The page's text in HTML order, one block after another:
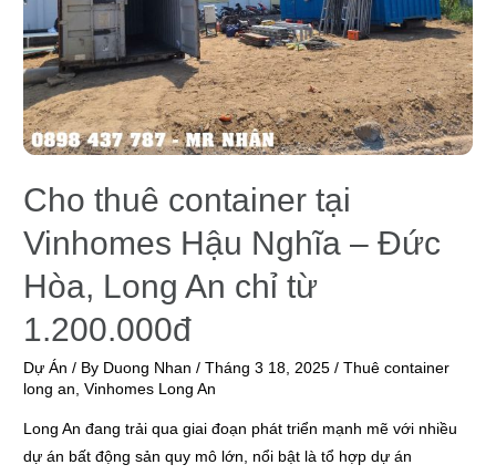
Cho thuê container tại
Vinhomes Hậu Nghĩa – Đức
Hòa, Long An chỉ từ
1.200.000đ
Dự Án / By Duong Nhan /Tháng 3 18, 2025 /Thuê container
long an,Vinhomes Long An
Long An đang trải qua giai đoạn phát triển mạnh mẽ với nhiều
dự án bất động sản quy mô lớn, nổi bật là tổ hợp dự án